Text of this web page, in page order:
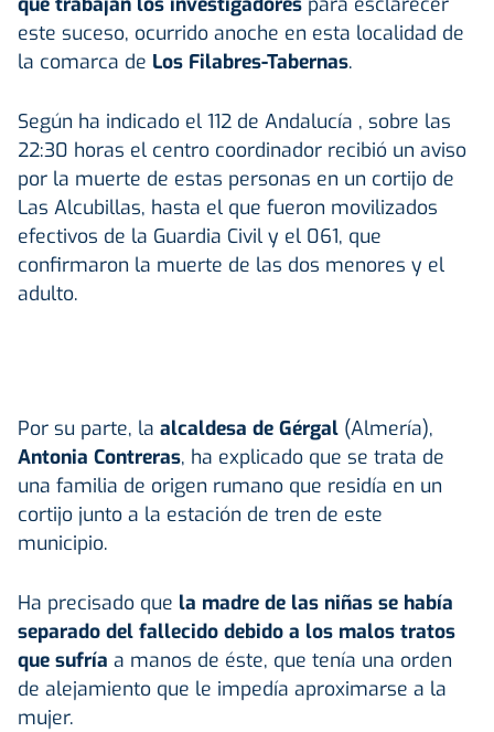
este suceso, ocurrido anoche en esta localidad de
la comarca de Los Filabres-Tabernas.
Según ha indicado el 112 de Andalucía , sobre las
22:30 horas el centro coordinador recibió un aviso
por la muerte de estas personas en un cortijo de
Las Alcubillas, hasta el que fueron movilizados
efectivos de la Guardia Civil y el 061, que
confirmaron la muerte de las dos menores y el
adulto.
Por su parte, la alcaldesa de Gérgal (Almería),
Antonia Contreras, ha explicado que se trata de
una familia de origen rumano que residía en un
cortijo junto a la estación de tren de este
municipio.
Ha precisado que la madre de las niñas se había
separado del fallecido debido a los malos tratos
que sufría a manos de éste, que tenía una orden
de alejamiento que le impedía aproximarse a la
mujer.